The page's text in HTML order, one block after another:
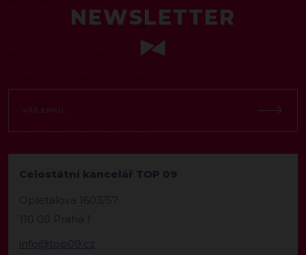
NEWSLETTER
Celostátní kancelář TOP 09
Opletalova 1603/57
110 00 Praha 1
info@top09.cz